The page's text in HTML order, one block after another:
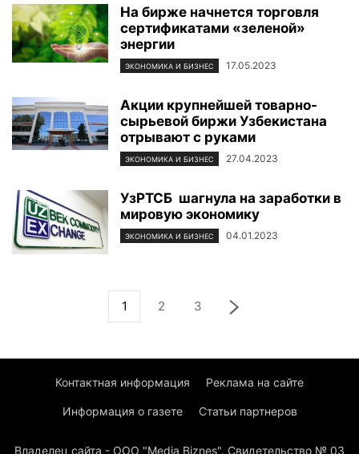
На бирже начнется торговля
сертификатами «зеленой»
энергии
ЭКОНОМИКА И БИЗНЕС 17.05.2023
Акции крупнейшей товарно-
сырьевой биржи Узбекистана
отрывают с руками
ЭКОНОМИКА И БИЗНЕС 27.04.2023
УзРТСБ шагнула на заработки в
мировую экономику
ЭКОНОМИКА И БИЗНЕС 04.01.2023
1 2 3
Контактная информация Реклама на сайте
Информация о газете Статьи партнеров
Владелец сайта - ООО "Media Biznes". Свидетельство № 03